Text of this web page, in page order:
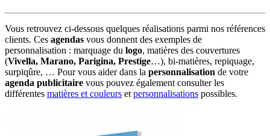
Vous retrouvez ci-dessous quelques réalisations parmi nos références
clients. Ces agendas vous donnent des exemples de
personnalisation : marquage du logo, matières des couvertures
(Vivella, Marano, Parigina, Prestige…), bi-matières, repiquage,
surpiqûre, … Pour vous aider dans la personnalisation de votre
agenda publicitaire vous pouvez également consulter les
différentes matières et couleurs et personnalisations possibles.